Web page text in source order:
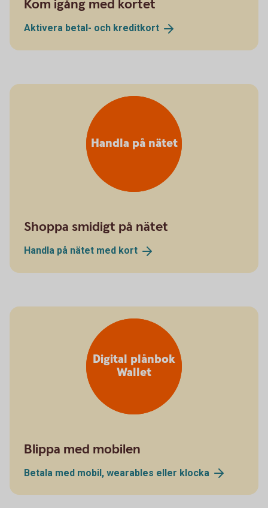
Kom igång med kortet
Aktivera betal- och kreditkort
Handla på nätet
Shoppa smidigt på nätet
Handla på nätet med kort
Digital plånbok
Wallet
Blippa med mobilen
Betala med mobil, wearables eller klocka